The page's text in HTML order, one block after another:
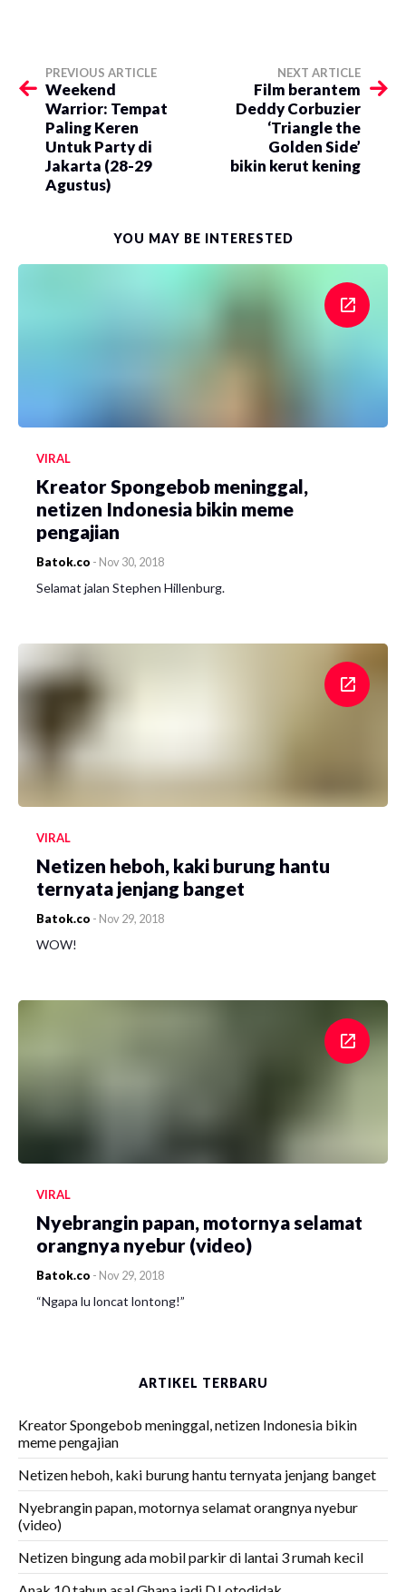
PREVIOUS ARTICLE
Weekend
Warrior: Tempat
Paling Keren
Untuk Party di
Jakarta (28-29
Agustus)
NEXT ARTICLE
Film berantem
Deddy Corbuzier
‘Triangle the
Golden Side’
bikin kerut kening
YOU MAY BE INTERESTED
VIRAL
Kreator Spongebob meninggal,
netizen Indonesia bikin meme
pengajian
Batok.co - Nov 30, 2018
Selamat jalan Stephen Hillenburg.
VIRAL
Netizen heboh, kaki burung hantu
ternyata jenjang banget
Batok.co - Nov 29, 2018
WOW!
VIRAL
Nyebrangin papan, motornya selamat
orangnya nyebur (video)
Batok.co - Nov 29, 2018
“Ngapa lu loncat lontong!”
ARTIKEL TERBARU
Kreator Spongebob meninggal, netizen Indonesia bikin
meme pengajian
Netizen heboh, kaki burung hantu ternyata jenjang banget
Nyebrangin papan, motornya selamat orangnya nyebur
(video)
Netizen bingung ada mobil parkir di lantai 3 rumah kecil